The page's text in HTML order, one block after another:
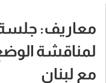
معاريف: جلسة
لمناقشة
مع لبنان